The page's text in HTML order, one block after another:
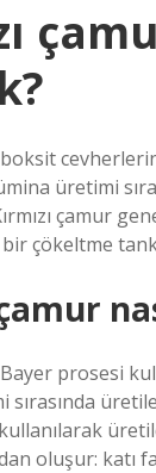
boksit
üretimi
çamur
çökeltme
Bayer prosesi
sırasında
oluşur: katı